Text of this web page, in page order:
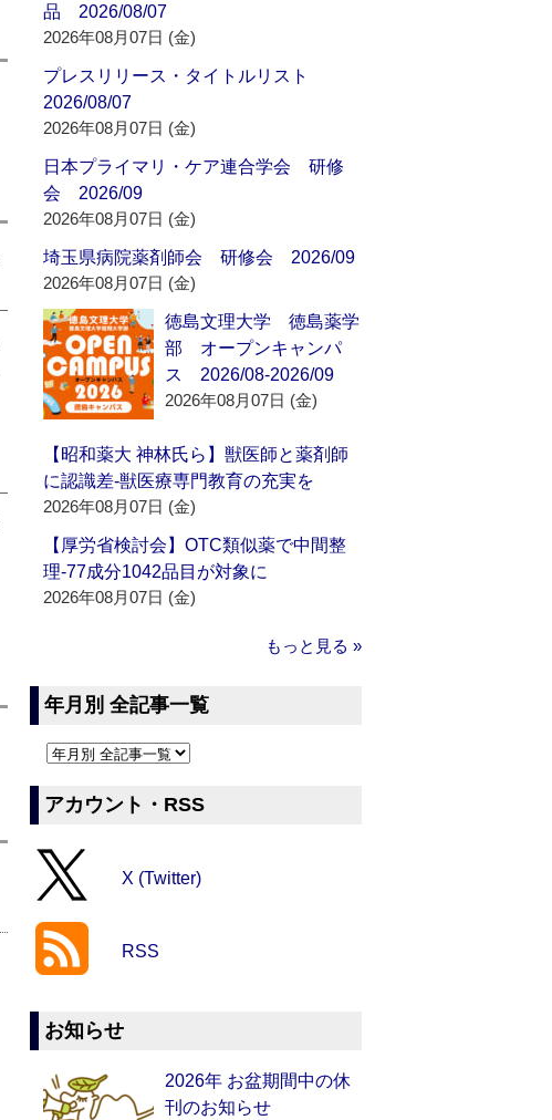
品 2026/08/07
2026年08月07日 (金)
プレスリリース・タイトルリスト
2026/08/07
2026年08月07日 (金)
日本プライマリ・ケア連合学会 研修
会 2026/09
2026年08月07日 (金)
埼玉県病院薬剤師会 研修会 2026/09
2026年08月07日 (金)
徳島文理大学 徳島薬学
部 オープンキャンパ
ス 2026/08-2026/09
2026年08月07日 (金)
【昭和薬大 神林氏ら】獣医師と薬剤師
に認識差‐獣医療専門教育の充実を
2026年08月07日 (金)
【厚労省検討会】OTC類似薬で中間整
理‐77成分1042品目が対象に
2026年08月07日 (金)
もっと見る »
年月別 全記事一覧
アカウント・RSS
X (Twitter)
RSS
お知らせ
2026年 お盆期間中の休
刊のお知らせ